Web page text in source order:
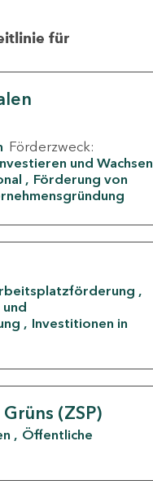
für
Förderzweck:
und Wachsen
Förderung von
Investitionen in
(ZSP)
Öffentliche